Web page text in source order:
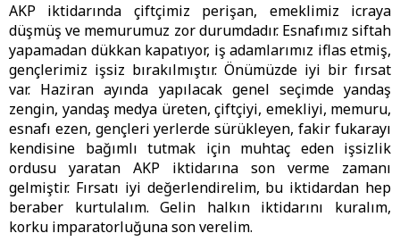
AKP iktidarında çiftçimiz perişan, emeklimiz icraya
düşmüş ve memurumuz zor durumdadır. Esnafımız siftah
yapamadan dükkan kapatıyor, iş adamlarımız iflas etmiş,
gençlerimiz işsiz bırakılmıştır. Önümüzde iyi bir fırsat
var. Haziran ayında yapılacak genel seçimde yandaş
zengin, yandaş medya üreten, çiftçiyi, emekliyi, memuru,
esnafı ezen, gençleri yerlerde sürükleyen, fakir fukarayı
kendisine bağımlı tutmak için muhtaç eden işsizlik
ordusu yaratan AKP iktidarına son verme zamanı
gelmiştir. Fırsatı iyi değerlendirelim, bu iktidardan hep
beraber kurtulalım. Gelin halkın iktidarını kuralım,
korku imparatorluğuna son verelim.